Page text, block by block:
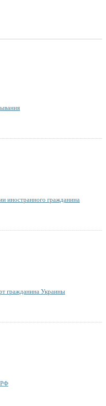
иностранного гражданина
гражданина Украины
РФ